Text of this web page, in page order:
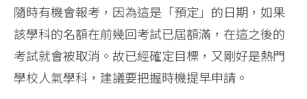
隨時有機會報考，因為這是「預定」的日期，如果
該學科的名額在前幾回考試已屆額滿，在這之後的
考試就會被取消。故已經確定目標，又剛好是熱門
學校人氣學科，建議要把握時機提早申請。